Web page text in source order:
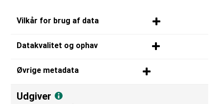
Vilkår for brug af data
Datakvalitet og ophav
Øvrige metadata
Udgiver